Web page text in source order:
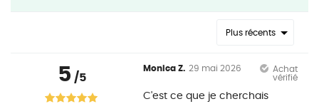
Plus récents
5 /5
Monica Z. 29 mai 2026
Achat
vérifié
C'est ce que je cherchais